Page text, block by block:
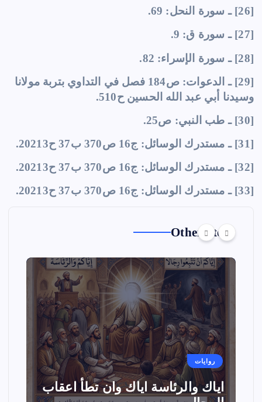
[26] ـ سورة النحل: 69.
[27] ـ سورة ق: 9.
[28] ـ سورة الإسراء: 82.
[29] ـ الدعوات: ص184 فصل في التداوي بتربة مولانا
وسيدنا أبي عبد الله الحسين ح510.
[30] ـ طب النبي: ص25.
[31] ـ مستدرك الوسائل: ج16 ص370 ب37 ح20213.
[32] ـ مستدرك الوسائل: ج16 ص370 ب37 ح20213.
[33] ـ مستدرك الوسائل: ج16 ص370 ب37 ح20213.
Other Story
روايات
اياك والرئاسة اياك وان تطأ اعقاب